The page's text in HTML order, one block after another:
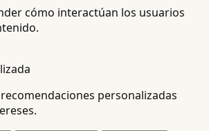
cómo interactúan los usuarios
personalizadas